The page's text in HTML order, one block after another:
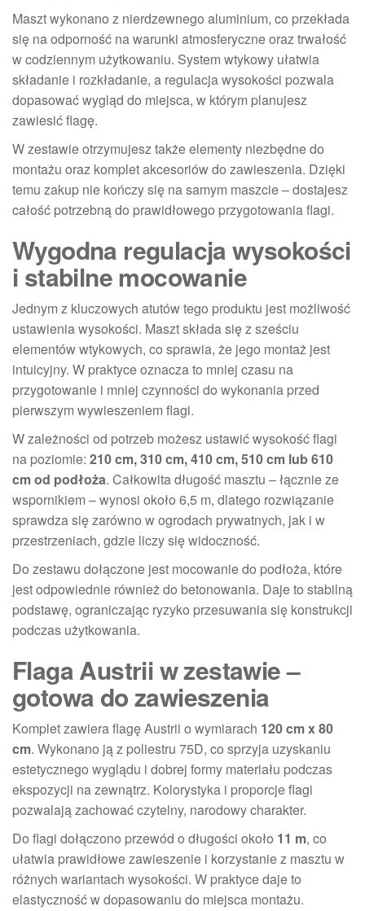
Maszt wykonano z nierdzewnego aluminium, co przekłada
się na odporność na warunki atmosferyczne oraz trwałość
w codziennym użytkowaniu. System wtykowy ułatwia
składanie i rozkładanie, a regulacja wysokości pozwala
dopasować wygląd do miejsca, w którym planujesz
zawiesić flagę.
W zestawie otrzymujesz także elementy niezbędne do
montażu oraz komplet akcesoriów do zawieszenia. Dzięki
temu zakup nie kończy się na samym maszcie – dostajesz
całość potrzebną do prawidłowego przygotowania flagi.
Wygodna regulacja wysokości
i stabilne mocowanie
Jednym z kluczowych atutów tego produktu jest możliwość
ustawienia wysokości. Maszt składa się z sześciu
elementów wtykowych, co sprawia, że jego montaż jest
intuicyjny. W praktyce oznacza to mniej czasu na
przygotowanie i mniej czynności do wykonania przed
pierwszym wywieszeniem flagi.
W zależności od potrzeb możesz ustawić wysokość flagi
na poziomie: 210 cm, 310 cm, 410 cm, 510 cm lub 610
cm od podłoża. Całkowita długość masztu – łącznie ze
wspornikiem – wynosi około 6,5 m, dlatego rozwiązanie
sprawdza się zarówno w ogrodach prywatnych, jak i w
przestrzeniach, gdzie liczy się widoczność.
Do zestawu dołączone jest mocowanie do podłoża, które
jest odpowiednie również do betonowania. Daje to stabilną
podstawę, ograniczając ryzyko przesuwania się konstrukcji
podczas użytkowania.
Flaga Austrii w zestawie –
gotowa do zawieszenia
Komplet zawiera flagę Austrii o wymiarach 120 cm x 80
cm. Wykonano ją z poliestru 75D, co sprzyja uzyskaniu
estetycznego wyglądu i dobrej formy materiału podczas
ekspozycji na zewnątrz. Kolorystyka i proporcje flagi
pozwalają zachować czytelny, narodowy charakter.
Do flagi dołączono przewód o długości około 11 m, co
ułatwia prawidłowe zawieszenie i korzystanie z masztu w
różnych wariantach wysokości. W praktyce daje to
elastyczność w dopasowaniu do miejsca montażu.